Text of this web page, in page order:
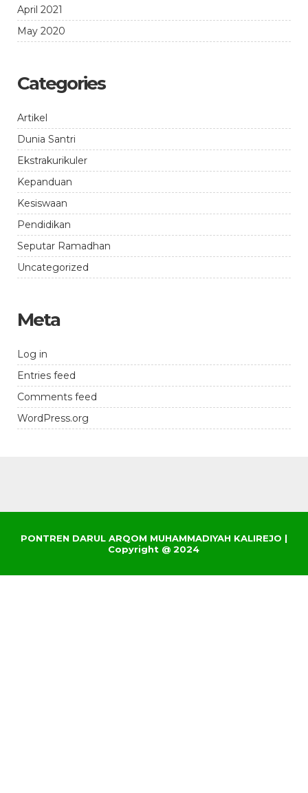
April 2021
May 2020
Categories
Artikel
Dunia Santri
Ekstrakurikuler
Kepanduan
Kesiswaan
Pendidikan
Seputar Ramadhan
Uncategorized
Meta
Log in
Entries feed
Comments feed
WordPress.org
PONTREN DARUL ARQOM MUHAMMADIYAH KALIREJO |
Copyright @ 2024